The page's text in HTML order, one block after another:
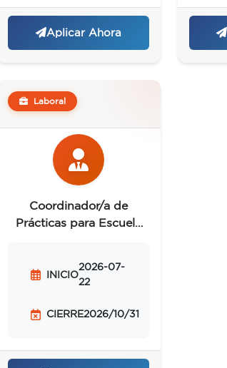
Aplicar Ahora
Laboral
Coordinador/a de
Prácticas para Escuela
INICIO
2026-07-
22
CIERRE2026/10/31